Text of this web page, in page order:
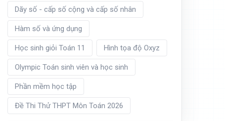
Dãy số - cấp số cộng và cấp số nhân
Hàm số và ứng dụng
Học sinh giỏi Toán 11 Hình tọa độ Oxyz
Olympic Toán sinh viên và học sinh
Phần mềm học tập
Đề Thi Thử THPT Môn Toán 2026